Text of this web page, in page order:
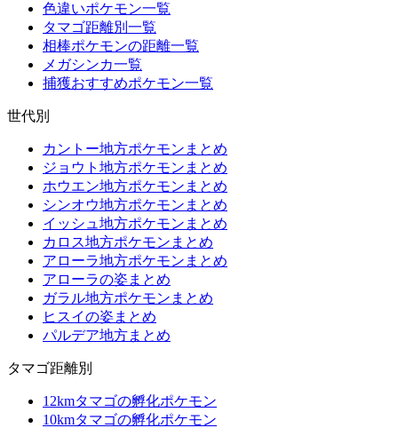
色違いポケモン一覧
タマゴ距離別一覧
相棒ポケモンの距離一覧
メガシンカ一覧
捕獲おすすめポケモン一覧
世代別
カントー地方ポケモンまとめ
ジョウト地方ポケモンまとめ
ホウエン地方ポケモンまとめ
シンオウ地方ポケモンまとめ
イッシュ地方ポケモンまとめ
カロス地方ポケモンまとめ
アローラ地方ポケモンまとめ
アローラの姿まとめ
ガラル地方ポケモンまとめ
ヒスイの姿まとめ
パルデア地方まとめ
タマゴ距離別
12kmタマゴの孵化ポケモン
10kmタマゴの孵化ポケモン